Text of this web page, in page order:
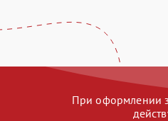
При оформлении